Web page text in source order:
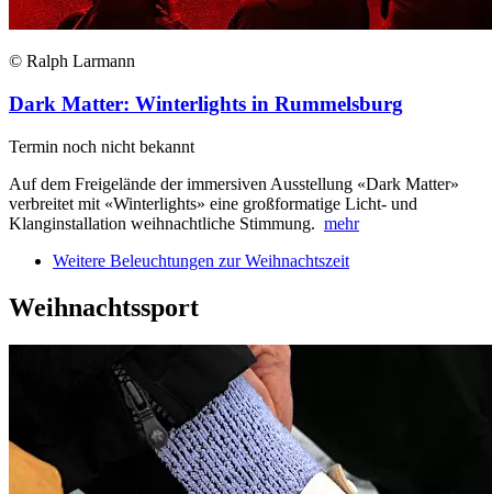
© Ralph Larmann
Dark Matter: Winterlights in Rummelsburg
Termin noch nicht bekannt
Auf dem Freigelände der immersiven Ausstellung «Dark Matter»
verbreitet mit «Winterlights» eine großformatige Licht- und
Klanginstallation weihnachtliche Stimmung. mehr
Weitere Beleuchtungen zur Weihnachtszeit
Weihnachtssport